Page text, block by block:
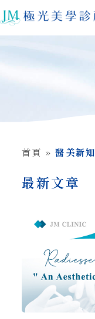
首頁 »醫美新知
最新文章